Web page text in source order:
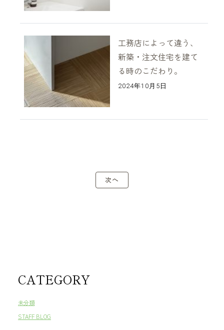
工務店によって違う、
新築・注文住宅を建て
る時のこだわり。
2024年10月5日
次へ
CATEGORY
未分類
STAFF BLOG